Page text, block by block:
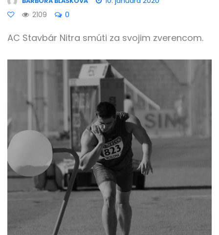
2109
0
AC Stavbár Nitra smúti za svojim zverencom.